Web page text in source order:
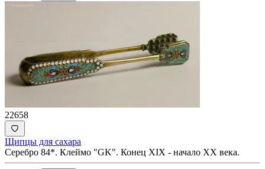
22658
Щипцы для сахара
Серебро 84*. Клеймо "GK". Конец XIX - начало ХХ века.